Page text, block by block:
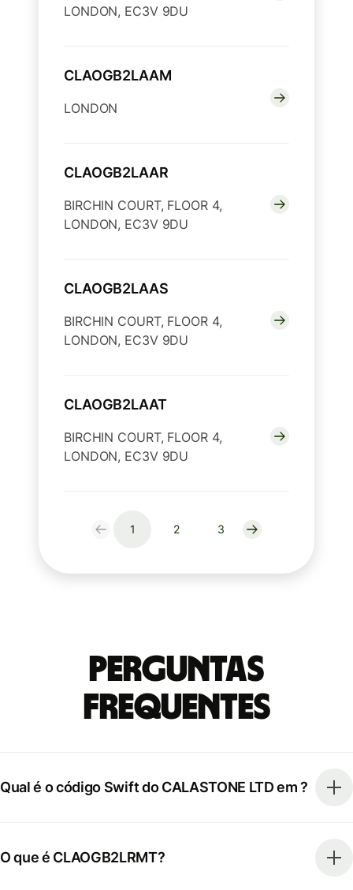
LONDON, EC3V 9DU
CLAOGB2LAAM
LONDON
CLAOGB2LAAR
BIRCHIN COURT, FLOOR 4,
LONDON, EC3V 9DU
CLAOGB2LAAS
BIRCHIN COURT, FLOOR 4,
LONDON, EC3V 9DU
CLAOGB2LAAT
BIRCHIN COURT, FLOOR 4,
LONDON, EC3V 9DU
1 2 3
Perguntas
frequentes
Qual é o código Swift do CALASTONE LTD em ?
O que é CLAOGB2LRMT?